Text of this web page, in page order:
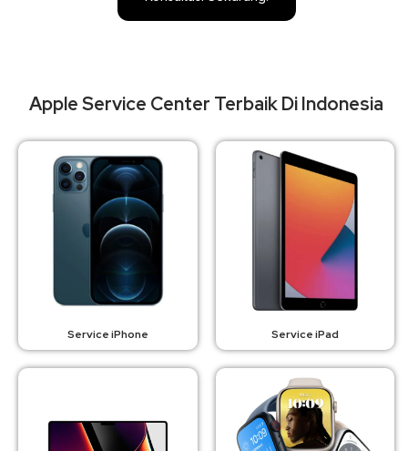
Apple Service Center Terbaik Di Indonesia
Service iPhone Service iPad